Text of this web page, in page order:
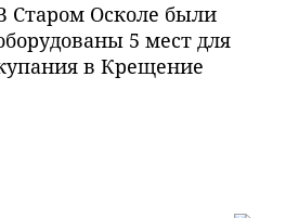
Старом Осколе были
5 мест для
в Крещение